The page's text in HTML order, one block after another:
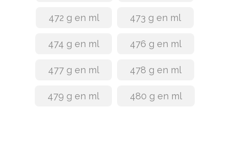
472 g en ml 473 g en ml
474 g en ml 476 g en ml
477 g en ml 478 g en ml
479 g en ml 480 g en ml